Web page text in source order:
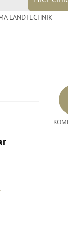
LANDTECHNIK